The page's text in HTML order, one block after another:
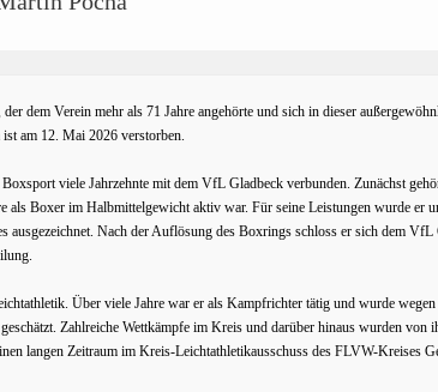
der dem Verein mehr als 71 Jahre angehörte und sich in dieser
am 12. Mai 2026 verstorben.
viele Jahrzehnte mit dem VfL Gladbeck verbunden. Zunächst
als Boxer im Halbmittelgewicht aktiv war. Für seine Leistungen wurde er
ausgezeichnet. Nach der Auflösung des Boxrings schloss er sich dem VfL
Über viele Jahre war er als Kampfrichter tätig und wurde
Zahlreiche Wettkämpfe im Kreis und darüber hinaus wurden von
langen Zeitraum im Kreis-Leichtathletikausschuss des FLVW-Kreises